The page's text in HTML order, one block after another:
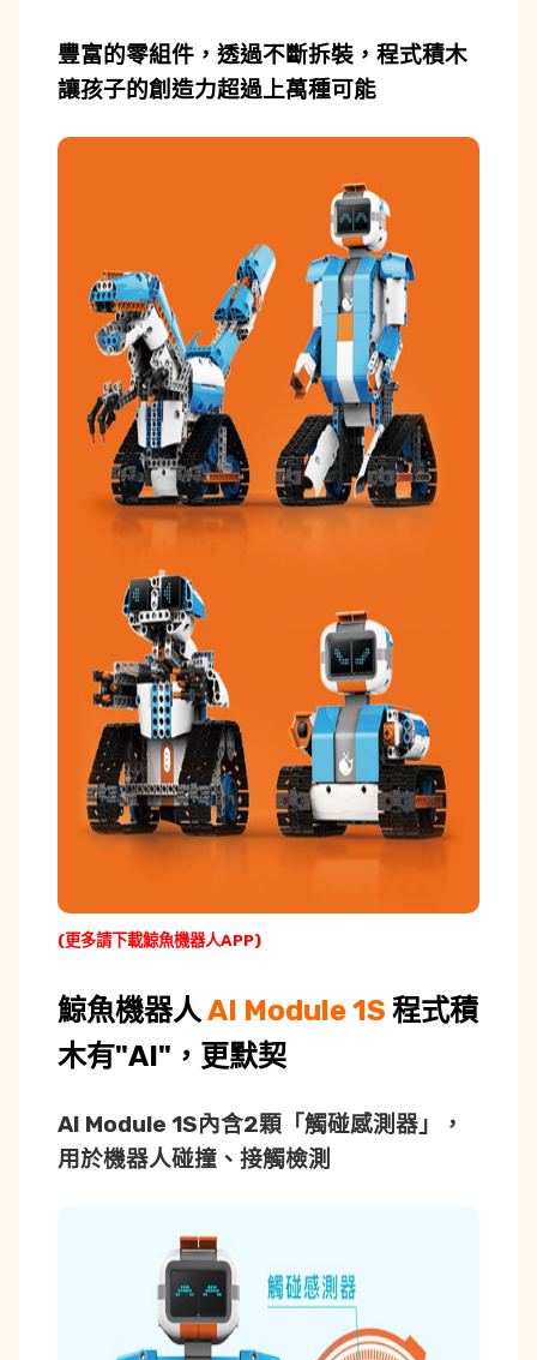
豐富的零組件，透過不斷拆裝， 程式積木
讓孩子的創造力超過上萬種可能
(更多請下載鯨魚機器人APP)
鯨魚機器人AI Module 1S 程式積
木有"AI"，更默契
AI Module 1S內含2顆「觸碰感測器」
，
用於機器人碰撞、接觸檢測